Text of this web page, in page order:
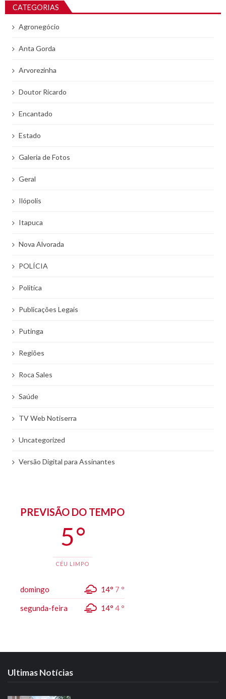
CATEGORIAS
Agronegócio
Anta Gorda
Arvorezinha
Doutor Ricardo
Encantado
Estado
Galeria de Fotos
Geral
Ilópolis
Itapuca
Nova Alvorada
POLÍCIA
Politíca
Publicações Legais
Putinga
Regiões
Roca Sales
Saúde
TV Web Notiserra
Uncategorized
Versão Digital para Assinantes
PREVISÃO DO TEMPO
5 °
CÉU LIMPO
domingo 14° 7 °
segunda-feira 14° 4 °
Ultimas Notícias